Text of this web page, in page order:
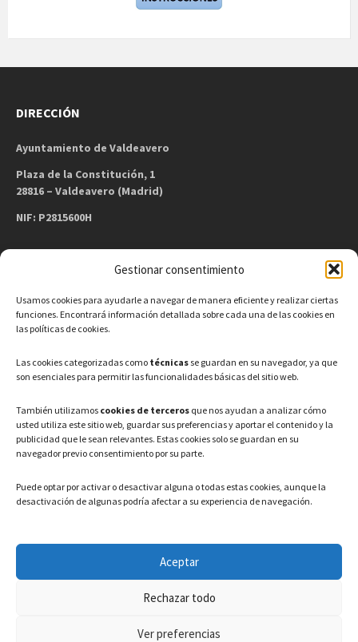
Gestionar consentimiento
Usamos cookies para ayudarle a navegar de manera eficiente y realizar ciertas
funciones. Encontrará información detallada sobre cada una de las cookies en
las políticas de cookies.
Las cookies categorizadas como técnicas se guardan en su navegador, ya que
son esenciales para permitir las funcionalidades básicas del sitio web.
También utilizamos cookies de terceros que nos ayudan a analizar cómo
usted utiliza este sitio web, guardar sus preferencias y aportar el contenido y la
publicidad que le sean relevantes. Estas cookies solo se guardan en su
navegador previo consentimiento por su parte.
Puede optar por activar o desactivar alguna o todas estas cookies, aunque la
desactivación de algunas podría afectar a su experiencia de navegación.
Aceptar
Rechazar todo
Ver preferencias
DIRECCIÓN
Ayuntamiento de Valdeavero
Plaza de la Constitución, 1
28816 – Valdeavero (Madrid)
NIF: P2815600H
Teléfono: 91 886 44 62
Correo Electrónico:
HORARIO
Lunes a Viernes: 08:00h – 15:00h
LEGAL
Política de privacidad–Aviso Legal–Política de cookies
Registro de actividades de Tratamiento